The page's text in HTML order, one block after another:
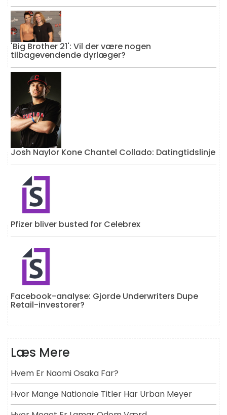
'Big Brother 21': Vil der være nogen
tilbagevendende dyrlæger?
Josh Naylor Kone Chantel Collado: Datingtidslinje
Pfizer bliver busted for Celebrex
Facebook-analyse: Gjorde Underwriters Dupe
Retail-investorer?
Læs Mere
Hvem Er Naomi Osaka Far?
Hvor Mange Nationale Titler Har Urban Meyer